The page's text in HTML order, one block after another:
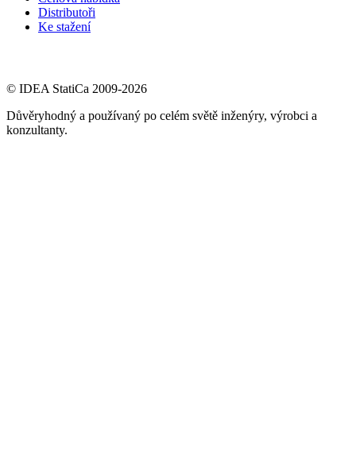
Distributoři
Ke stažení
© IDEA StatiCa 2009-2026
Důvěryhodný a používaný po celém světě inženýry, výrobci a
konzultanty.